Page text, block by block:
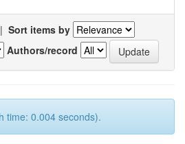
| Sort items by
Authors/record
time: 0.004 seconds).